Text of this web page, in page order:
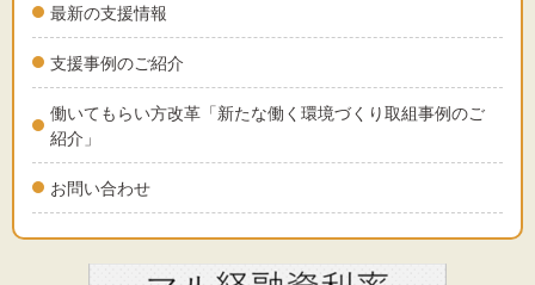
最新の支援情報
支援事例のご紹介
働いてもらい方改革「新たな働く環境づくり取組事例のご
紹介」
お問い合わせ